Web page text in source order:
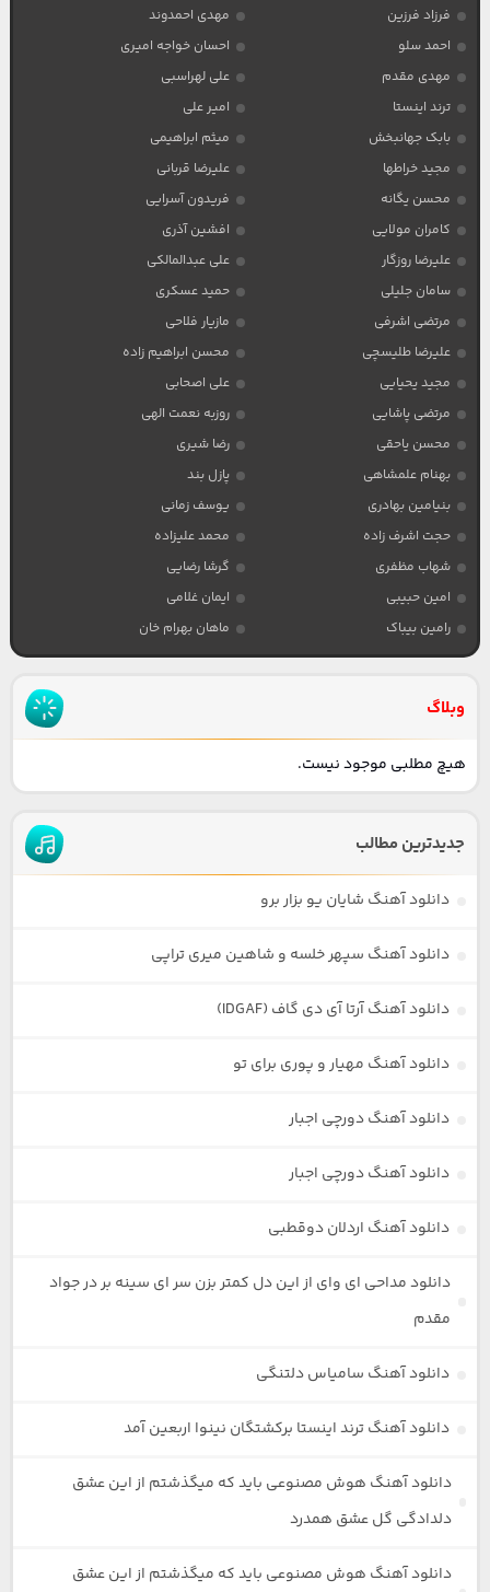
فرزاد فرزین
مهدی احمدوند
احمد سلو
احسان خواجه امیری
مهدی مقدم
علی لهراسبی
ترند اینستا
امیر علی
بابک جهانبخش
میثم ابراهیمی
مجید خراطها
علیرضا قربانی
محسن یگانه
فریدون آسرایی
کامران مولایی
افشین آذری
علیرضا روزگار
علی عبدالمالکی
سامان جلیلی
حمید عسکری
مرتضی اشرفی
مازیار فلاحی
علیرضا طلیسچی
محسن ابراهیم زاده
مجید یحیایی
علی اصحابی
مرتضی پاشایی
روزبه نعمت الهی
محسن یاحقی
رضا شیری
بهنام علمشاهی
پازل بند
بنیامین بهادری
یوسف زمانی
حجت اشرف زاده
محمد علیزاده
شهاب مظفری
گرشا رضایی
امین حبیبی
ایمان غلامی
رامین بیباک
ماهان بهرام خان
وبلاگ
هیچ مطلبی موجود نیست.
جدیدترین مطالب
دانلود آهنگ شایان یو بزار برو
دانلود آهنگ سپهر خلسه و شاهین میری تراپی
دانلود آهنگ آرتا آی دی گاف (IDGAF)
دانلود آهنگ مهیار و پوری برای تو
دانلود آهنگ دورچی اجبار
دانلود آهنگ دورچی اجبار
دانلود آهنگ اردلان دوقطبی
دانلود مداحی ای وای از این دل کمتر بزن سر ای سینه بر در جواد
مقدم
دانلود آهنگ سامیاس دلتنگی
دانلود آهنگ ترند اینستا برکشتگان نینوا اربعین آمد
دانلود آهنگ هوش مصنوعی باید که میگذشتم از این عشق
دلدادگی گل عشق همدرد
دانلود آهنگ هوش مصنوعی باید که میگذشتم از این عشق